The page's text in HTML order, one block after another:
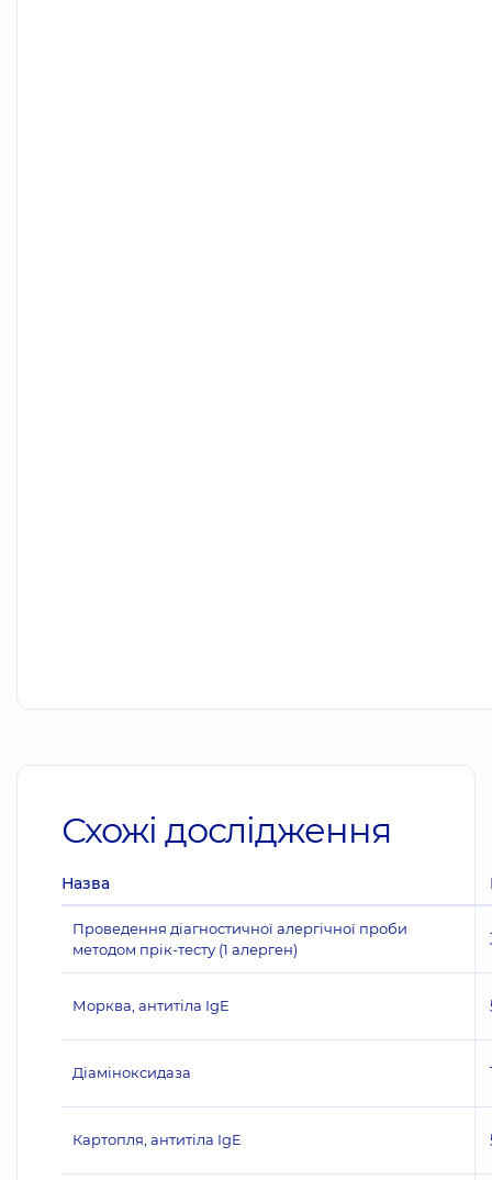
Схожі дослідження
Назва
Проведення діагностичної алергічної проби
методом прік-тесту (1 алерген)
Морква, антитіла IgE
Діаміноксидаза
Картопля, антитіла IgE